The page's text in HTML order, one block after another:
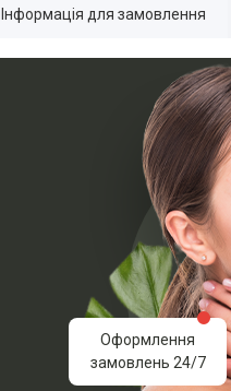
Інформація для замовлення
Оформлення
замовлень 24/7